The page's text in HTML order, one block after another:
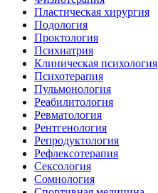
Пластическая хирургия
Подология
Проктология
Психиатрия
Клиническая психология
Психотерапия
Пульмонология
Реабилитология
Ревматология
Рентгенология
Репродуктология
Рефлексотерапия
Сексология
Сомнология